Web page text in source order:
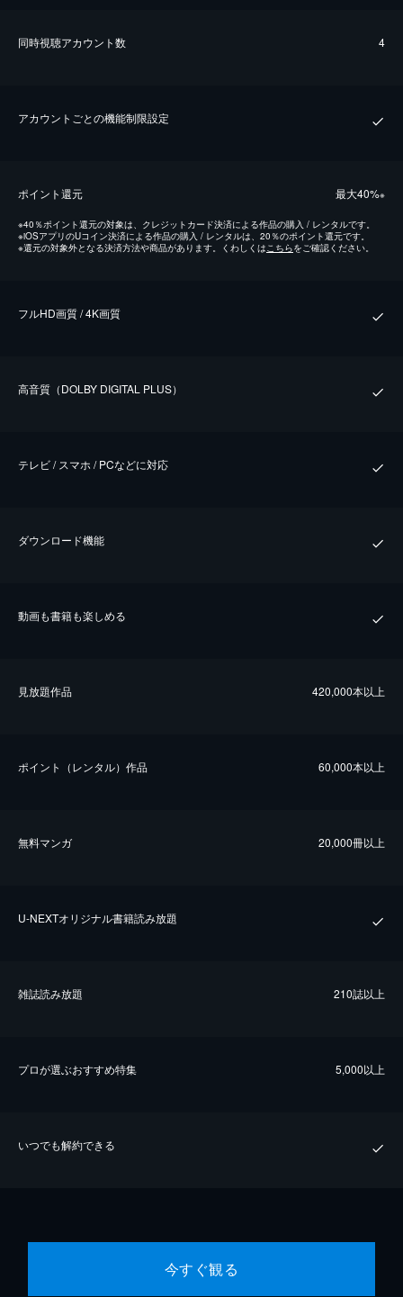
同時視聴アカウント数 4
アカウントごとの機能制限設定
ポイント還元 最⼤40%※
※40％ポイント還元の対象は、クレジットカード決済による作品の購入 / レンタルです。
※iOSアプリのUコイン決済による作品の購入 / レンタルは、20％のポイント還元です。
※還元の対象外となる決済方法や商品があります。くわしくはこちらをご確認ください。
フルHD画質 / 4K画質
⾼⾳質（DOLBY DIGITAL PLUS）
テレビ / スマホ / PCなどに対応
ダウンロード機能
動画も書籍も楽しめる
⾒放題作品 420,000本以上
ポイント（レンタル）作品 60,000本以上
無料マンガ 20,000冊以上
U-NEXTオリジナル書籍読み放題
雑誌読み放題 210誌以上
プロが選ぶおすすめ特集 5,000以上
いつでも解約できる
今すぐ観る